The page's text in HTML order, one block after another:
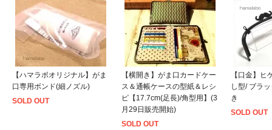
【ハマラボオリジナル】がま
口専用ボンド(細ノズル)
SOLD OUT
【横開き】がま口カードケー
ス＆通帳ケースの型紙＆レシ
ピ【17.7cm(足長)/角型用】(3
月29日販売開始)
SOLD OUT
【口金】ヒ
し型/ ブラ
き
SOLD OUT